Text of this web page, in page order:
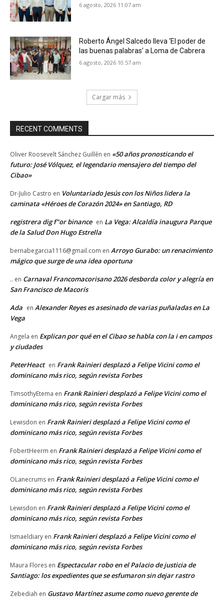
6 agosto, 2026 11:07 am
Roberto Ángel Salcedo lleva ‘El poder de
las buenas palabras’ a Loma de Cabrera
6 agosto, 2026 10:57 am
Cargar más
RECENT COMMENTS
Oliver Roosevelt Sánchez Guillén en «50 años pronosticando el
futuro: José Vólquez, el legendario mensajero del tiempo del
Cibao»
Dr-Julio Castro en Voluntariado Jesús con los Niños lidera la
caminata «Héroes de Corazón 2024» en Santiago, RD
registrera dig f"or binance en La Vega: Alcaldía inaugura Parque
de la Salud Don Hugo Estrella
bernabegarcia1116@gmail.com en Arroyo Gurabo: un renacimiento
mágico que surge de una idea oportuna
.. en Carnaval Francomacorisano 2026 desborda color y alegría en
San Francisco de Macorís
Ada en Alexander Reyes es asesinado de varias puñaladas en La
Vega
Angela en Explican por qué en el Cibao se habla con la i en campos
y ciudades
PeterHeact en Frank Rainieri desplazó a Felipe Vicini como el
dominicano más rico, según revista Forbes
TimsothyEtema en Frank Rainieri desplazó a Felipe Vicini como el
dominicano más rico, según revista Forbes
Lewisdon en Frank Rainieri desplazó a Felipe Vicini como el
dominicano más rico, según revista Forbes
FobertHeerm en Frank Rainieri desplazó a Felipe Vicini como el
dominicano más rico, según revista Forbes
OLanecrums en Frank Rainieri desplazó a Felipe Vicini como el
dominicano más rico, según revista Forbes
Lewisdon en Frank Rainieri desplazó a Felipe Vicini como el
dominicano más rico, según revista Forbes
Ismaeldiary en Frank Rainieri desplazó a Felipe Vicini como el
dominicano más rico, según revista Forbes
Maura Flores en Espectacular robo en el Palacio de justicia de
Santiago: los expedientes que se esfumaron sin dejar rastro
Zebediah en Gustavo Martínez asume como nuevo gerente de